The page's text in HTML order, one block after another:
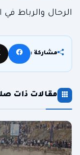
الرحال والرباط
مشاركة :
مقالات ذات